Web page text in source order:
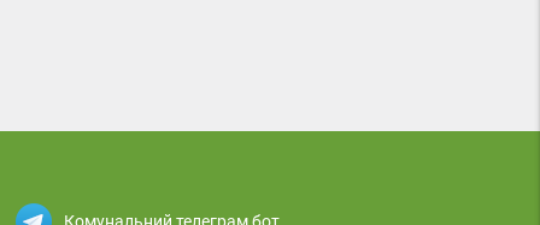
Комунальний телеграм бот